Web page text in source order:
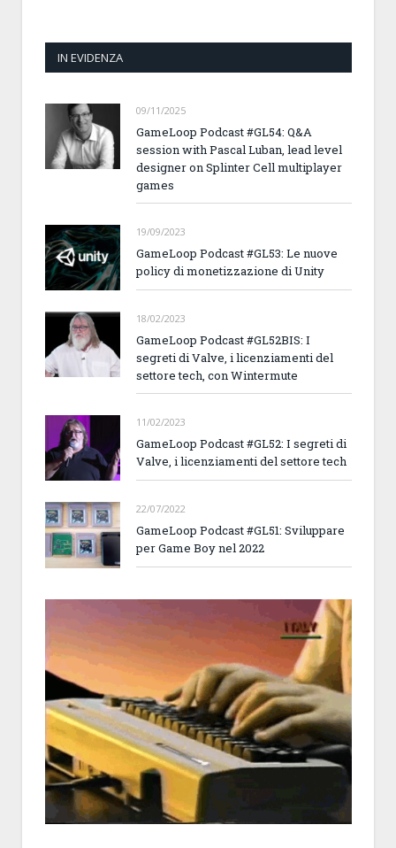
IN EVIDENZA
09/11/2025
GameLoop Podcast #GL54: Q&A
session with Pascal Luban, lead level
designer on Splinter Cell multiplayer
games
19/09/2023
GameLoop Podcast #GL53: Le nuove
policy di monetizzazione di Unity
18/02/2023
GameLoop Podcast #GL52BIS: I
segreti di Valve, i licenziamenti del
settore tech, con Wintermute
11/02/2023
GameLoop Podcast #GL52: I segreti di
Valve, i licenziamenti del settore tech
22/07/2022
GameLoop Podcast #GL51: Sviluppare
per Game Boy nel 2022